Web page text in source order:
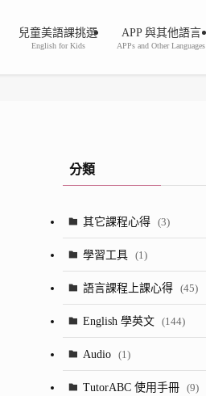
兒童美語課挑選
English for Kids
APP 與其他語言
APPs and Other Languages
分類
其它課程心得 (3)
學習工具 (1)
語言課程上課心得 (45)
(2)
English 學英文 (144)
(13)
Audio (1)
TutorABC 使用手冊 (9)